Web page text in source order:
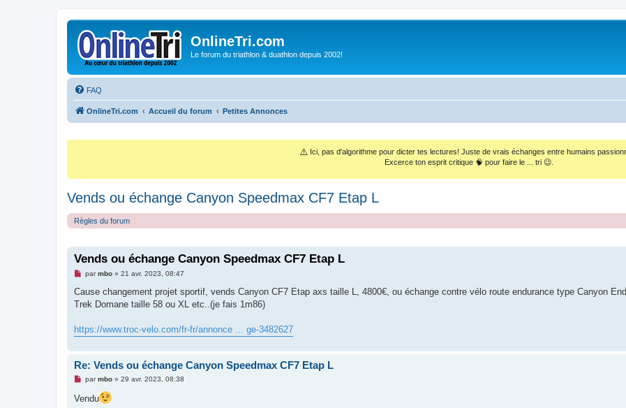
OnlineTri.com
Le forum du triathlon & duathlon depuis 2002!
FAQ
OnlineTri.com Accueil du forum Petites Annonces
⚠️ Ici, pas d'algorithme pour dicter tes lectures! Juste de vrais échanges entre humains
Excerce ton esprit critique 🧠 pour faire le ... tri 😉.
Vends ou échange Canyon Speedmax CF7 Etap L
Règles du forum
Vends ou échange Canyon Speedmax CF7 Etap L
M
s
a
n
u
parmbo» 21 avr. 2023, 08:47
Cause changement projet sportif, vends Canyon CF7 Etap axs taille L, 4800€, ou échange contre vélo route endurance type Canyon
Trek Domane taille 58 ou XL etc..(je fais 1m86)
https://www.troc-velo.com/fr-fr/annonce ... ge-3482627
Re: Vends ou échange Canyon Speedmax CF7 Etap L
M
s
parmbo» 29 avr. 2023, 08:38
Vendu